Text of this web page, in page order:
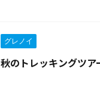
グレノイ
秋のトレッキングツア